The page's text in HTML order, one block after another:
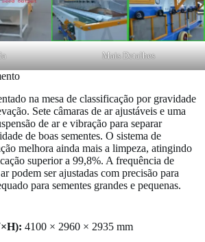
Mais Detalhes
na mesa de classificação por gravidade
Sete câmaras de ar ajustáveis e uma
de ar e vibração para separar
de boas sementes. O sistema de
melhora ainda mais a limpeza, atingindo
superior a 99,8%. A frequência de
podem ser ajustadas com precisão para
para sementes grandes e pequenas.
4100 × 2960 × 2935 mm